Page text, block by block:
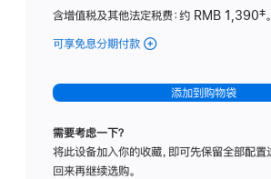
含增值税及其他法定税费：约 RMB 1,390脚
‡。
可享免息分期付款 (Studio
-
标
璃
添加到购物袋
需要考虑一下？
将此设备加入你的收藏，即可先保留全部配置
回来再继续选购。